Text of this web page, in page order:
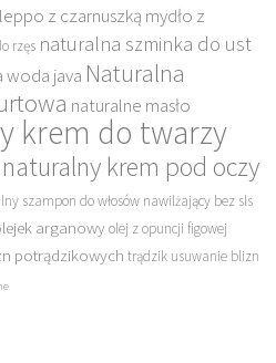
z czarnuszką mydło z
rzęs naturalna szminka do ust
woda java Naturalna
naturalne masło
krem do twarzy
naturalny krem pod oczy
szampon do włosów nawilżający bez sls
arganowy olej z opuncji figowej
potrądzikowych trądzik usuwanie blizn